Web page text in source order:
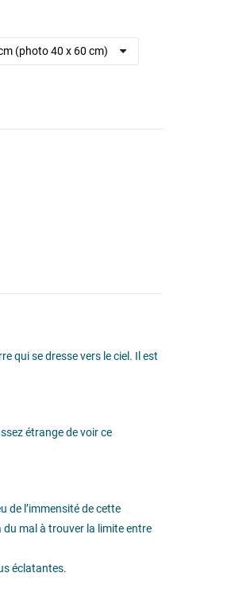
qui se dresse vers le ciel. Il est
étrange de voir ce
de l’immensité de cette
du mal à trouver la limite entre
éclatantes.